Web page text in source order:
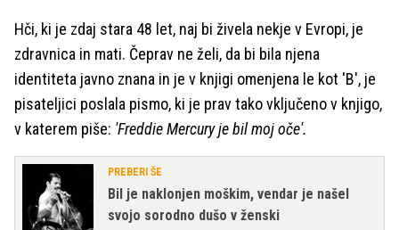
Hči, ki je zdaj stara 48 let, naj bi živela nekje v Evropi, je
zdravnica in mati. Čeprav ne želi, da bi bila njena
identiteta javno znana in je v knjigi omenjena le kot 'B', je
pisateljici poslala pismo, ki je prav tako vključeno v knjigo,
v katerem piše: 'Freddie Mercury je bil moj oče'.
PREBERI ŠE
Bil je naklonjen moškim, vendar je našel
svojo sorodno dušo v ženski